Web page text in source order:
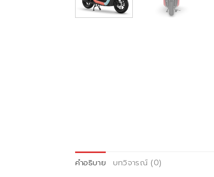
คำอธิบาย บทวิจารณ์ (0)